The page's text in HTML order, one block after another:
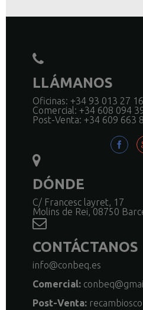
LLÁMANOS
Oficinas: +34 93 013 27 16
Comercial: +34 608 094
Post-Venta: +34 609 663
DÓNDE
C/ Francesc layret, 17
Molins de Rei, 08750
CONTÁCTANOS
info@conbeq.es
Comercial:
Post-Venta: